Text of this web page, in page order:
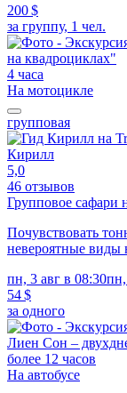
200 $
за группу, 1 чел.
4 часа
На мотоцикле
групповая
Кирилл
5,0
46 отзывов
Групповое сафари
Почувствовать
невероятные виды
пн, 3 авг в 08:30пн,
54 $
за одного
более 12 часов
На автобусе